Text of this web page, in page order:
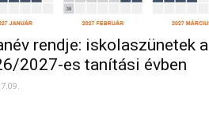
rendje: iskolaszünetek a
2027-es tanítási évben